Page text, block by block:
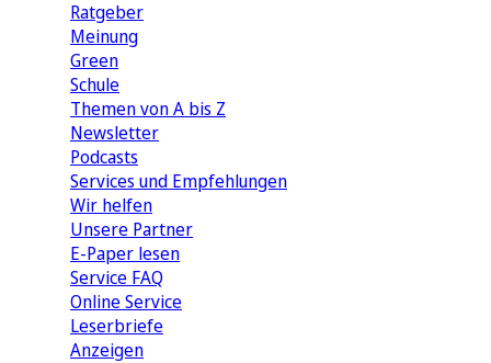
Ratgeber
Meinung
Green
Schule
Themen von A bis Z
Newsletter
Podcasts
Services und Empfehlungen
Wir helfen
Unsere Partner
E-Paper lesen
Service FAQ
Online Service
Leserbriefe
Anzeigen